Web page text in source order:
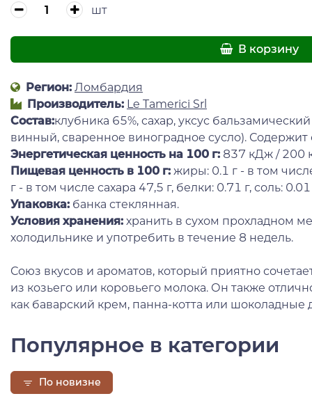
шт
В корзину
Регион: Ломбардия
Производитель: Le Tamerici Srl
Состав:клубника 65%, сахар, уксус
винный, сваренное виноградное сусло).
Энергетическая ценность на 100 г: 837 кДж / 200
Пищевая ценность в 100 г: жиры: 0.1 г - в том
г - в том числе сахара 47,5 г, белки: 0.71 г, соль: 0.01
Упаковка: банка стеклянная.
Условия хранения: хранить в сухом прохладном
холодильнике и употребить в течение 8 недель.
Союз вкусов и ароматов, который приятно
из козьего или коровьего молока. Он также
как баварский крем, панна-котта или шоколадные
Популярное в категории
По новизне